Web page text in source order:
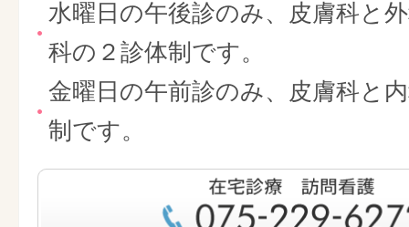
水曜日の午後診のみ、皮膚科と
科の２診体制です。
金曜日の午前診のみ、皮膚科と
制です。